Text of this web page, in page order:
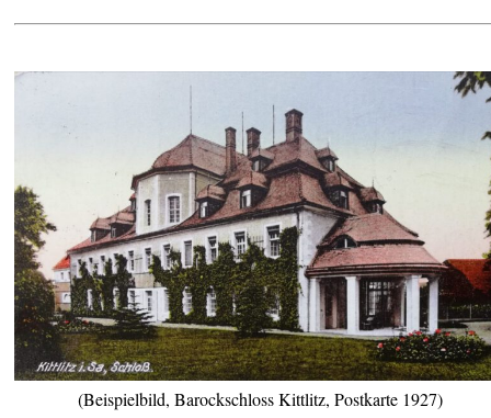
(Beispielbild, Barockschloss Kittlitz, Postkarte 1927)